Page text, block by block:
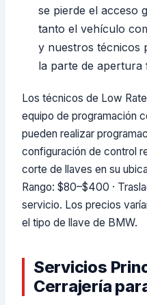
se pierde el acceso
tanto el vehículo
y nuestros técnicos
la parte de apertura
Los técnicos de Low
equipo de programación
pueden realizar
configuración de control
corte de llaves en su
Rango: $80–$400 ·
servicio. Los precios
el tipo de llave de BMW.
Servicios
Cerrajería